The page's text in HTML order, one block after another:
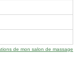
de mon salon de massage